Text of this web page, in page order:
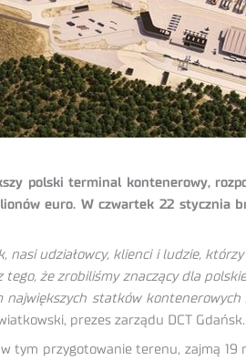
polski terminal kontenerowy,
euro. W czwartek 22 stycznia
nasi udziałowcy, klienci i ludzie,
tego, że zrobiliśmy znaczący dla
statków kontenerowych
prezes zarządu DCT Gdańsk.
tym przygotowanie terenu, zajmą 19